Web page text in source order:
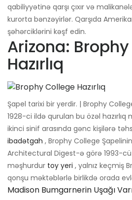
qabiliyyətinə qarşı çıxır və
kurorta bənzəyirlər. Qarşıda
şəhərciklərini kəşf edin.
Arizona:
Hazırlıq
Şapel tarixi bir yerdir. | Brophy College
1928-ci ildə qurulan bu özəl hazırlıq
ikinci sinif arasında gənc kişilərə
ibadətgah , Brophy College
Architectural Digest-ə görə 1993-cü
məşhurdur toy yeri , yalnız keçmiş
qonşu məktəblərlə birlikdə orada
Madison Bumgarnerin Uşağı